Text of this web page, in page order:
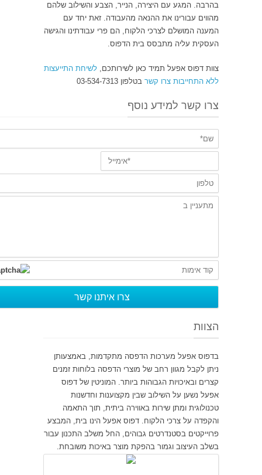
צרו קשר למידע נוסף
בהרבה. המגע עם היצירה, הנייר, הצבע והשילוב שלהם
מהווים עבורינו את ההנאה מהעבודה. זאת יחד עם
המענה המושלם לצרכי הלקוח, הם פרי עבודתינו והגישה
העסקית עליה מתבסס בית הדפוס.
צוות דפוס אפעל תמיד כאן לשירותכם,לשיחת התייעצות
ללא התחייבות צרו קשר בטלפון 03-534-7313
הצוות
בדפוס אפעל מערכות הדפסה מתקדמות, באמצעותן
ניתן לקבל מגוון רחב של מוצרי הדפסה בלוחות זמנים
קצרים ובאיכויות הגבוהות ביותר. המוניטין של דפוס
אפעל נשען על השילוב שבין מקצוענות וחדשנות
טכנולוגית ומתן שירות באווירה ביתית, תוך התאמה
והקפדה על צרכי הלקוח. דפוס אפעל הינו בית, המבצע
פרוייקטים בסטנדרטים גבוהים, החל משלב התכנון עבור
בשלב העיצוב וגמור בהפקת מוצר באיכות משובחת.